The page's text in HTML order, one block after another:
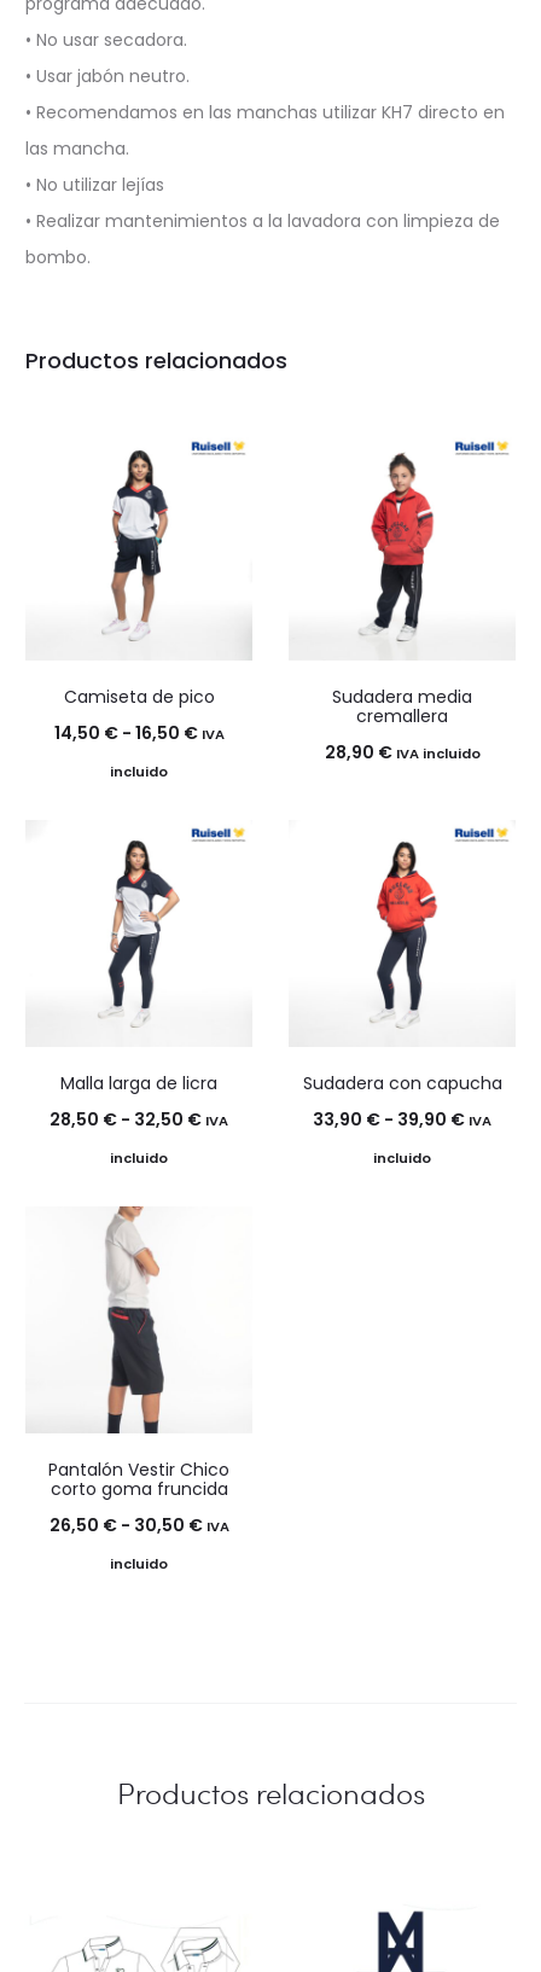
• No usar secadora.
• Usar jabón neutro.
• Recomendamos en las manchas utilizar KH7 directo en
las mancha.
• No utilizar lejías
• Realizar mantenimientos a la lavadora con limpieza de
bombo.
Productos relacionados
Camiseta de pico
14,50 € - 16,50 €Rango
desde
IVA
incluido
Sudadera media
cremallera
28,90 € IVA incluido
Malla larga de licra
28,50 € - 32,50 €Rango
IVA
incluido
Sudadera con capucha
33,90 € - 39,90 €Rango
IVA
incluido
Pantalón Vestir Chico
corto goma fruncida
26,50 € - 30,50 €Rango
IVA
incluido
Productos relacionados